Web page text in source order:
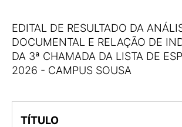
EDITAL DE RESULTADO DA
DOCUMENTAL E RELAÇÃO DE
DA 3ª CHAMADA DA LISTA DE
2026 - CAMPUS SOUSA
TÍTULO